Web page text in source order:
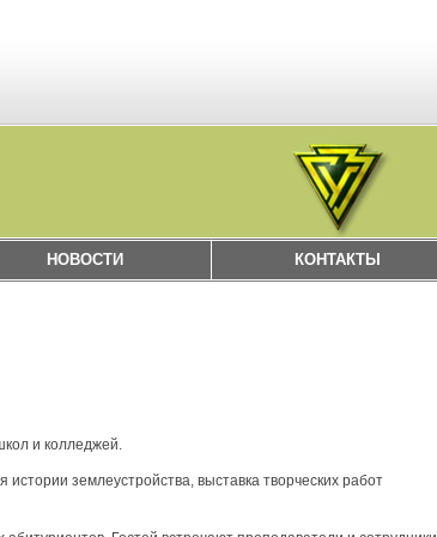
НОВОСТИ КОНТАКТЫ
и колледжей.
землеустройства, выставка творческих работ